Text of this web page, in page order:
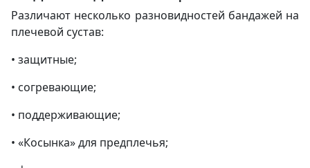
Различают несколько разновидностей бандажей на
плечевой сустав:
• защитные;
• согревающие;
• поддерживающие;
• «Косынка» для предплечья;